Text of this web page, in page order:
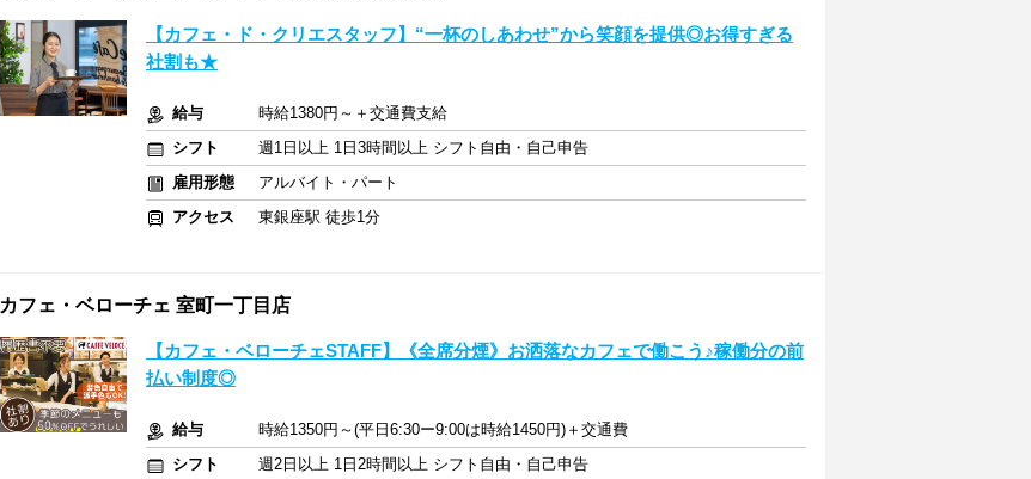
【カフェ・ド・クリエスタッフ】“一杯のしあわせ”から笑顔を提供◎お得すぎる
社割も★
給与
時給1380円～＋交通費支給
シフト
週1日以上 1日3時間以上 シフト自由・自己申告
雇用形態
アルバイト・パート
アクセス
東銀座駅 徒歩1分
カフェ・ベローチェ 室町一丁目店
【カフェ・ベローチェSTAFF】《全席分煙》お洒落なカフェで働こう♪稼働分の前
払い制度◎
給与
時給1350円～(平日6:30ー9:00は時給1450円)＋交通費
シフト
週2日以上 1日2時間以上 シフト自由・自己申告